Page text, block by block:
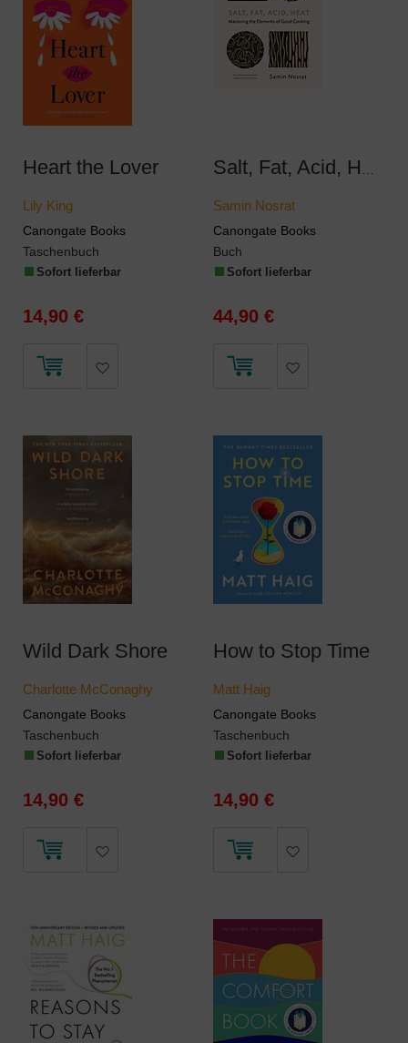
Heart the Lover
Lily King
Canongate Books
Taschenbuch
Sofort lieferbar
14,90 €
Samin Nosrat
Canongate Books
Buch
Sofort lieferbar
44,90 €
Wild Dark Shore
Charlotte McConaghy
Canongate Books
Taschenbuch
Sofort lieferbar
14,90 €
How to Stop Time
Matt Haig
Canongate Books
Taschenbuch
Sofort lieferbar
14,90 €